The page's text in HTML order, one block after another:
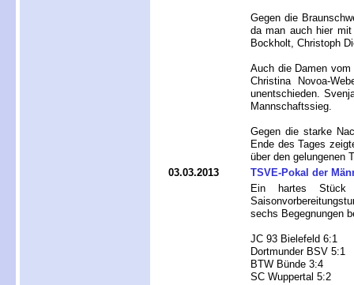
Gegen die
da man auch hier mit
Bockholt, Christoph
Auch die Damen
Christina Novoa-
unentschieden.
Mannschaftssieg.
Gegen die starke
Ende des Tages
über den gelungenen
03.03.2013
TSVE-Pokal der
Ein hartes
sechs Begegnungen
JC 93 Bielefeld 6:1
Dortmunder BSV 5:1
BTW Bünde 3:4
SC Wuppertal 5:2